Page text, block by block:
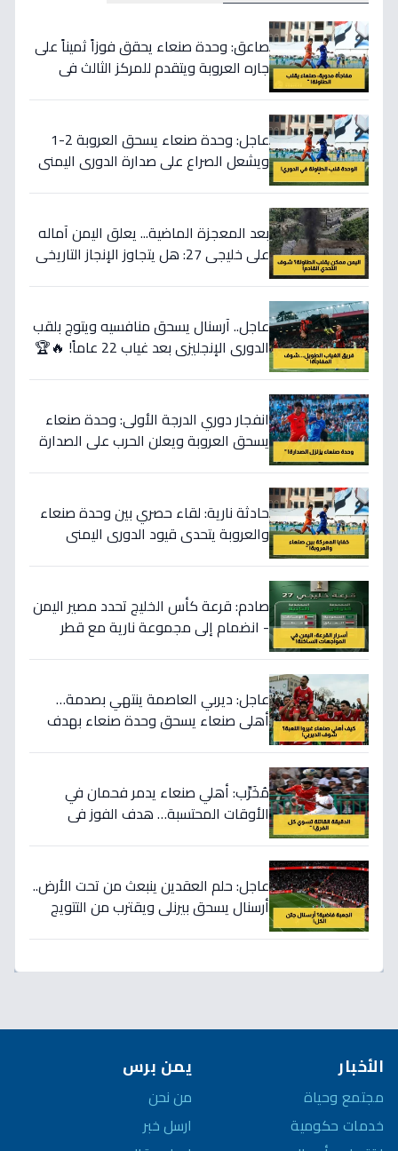
صاعق: وحدة صنعاء يحقق فوزاً ثميناً على
جاره العروبة ويتقدم للمركز الثالث في
عاجل: وحدة صنعاء يسحق العروبة 2-1
ويشعل الصراع على صدارة الدوري اليمني
بعد المعجزة الماضية... يعلق اليمن آماله
على خليجي 27: هل يتجاوز الإنجاز التاريخي
عاجل.. آرسنال يسحق منافسيه ويتوج بلقب
الدوري الإنجليزي بعد غياب 22 عاماً! 🔥🏆
انفجار دوري الدرجة الأولى: وحدة صنعاء
يسحق العروبة ويعلن الحرب على الصدارة
حادثة نارية: لقاء حصري بين وحدة صنعاء
والعروبة يتحدى قيود الدوري اليمني
صادم: قرعة كأس الخليج تحدد مصير اليمن
- انضمام إلى مجموعة نارية مع قطر
عاجل: ديربي العاصمة ينتهي بصدمة…
أهلي صنعاء يسحق وحدة صنعاء بهدف
مُخَرِّب: أهلي صنعاء يدمر فحمان في
الأوقات المحتسبة… هدف الفوز في
عاجل: حلم العقدين ينبعث من تحت الأرض..
أرسنال يسحق بيرنلي ويقترب من التتويج
الأخبار
مجتمع وحياة
خدمات حكومية
يمن برس
من نحن
ارسل خبر